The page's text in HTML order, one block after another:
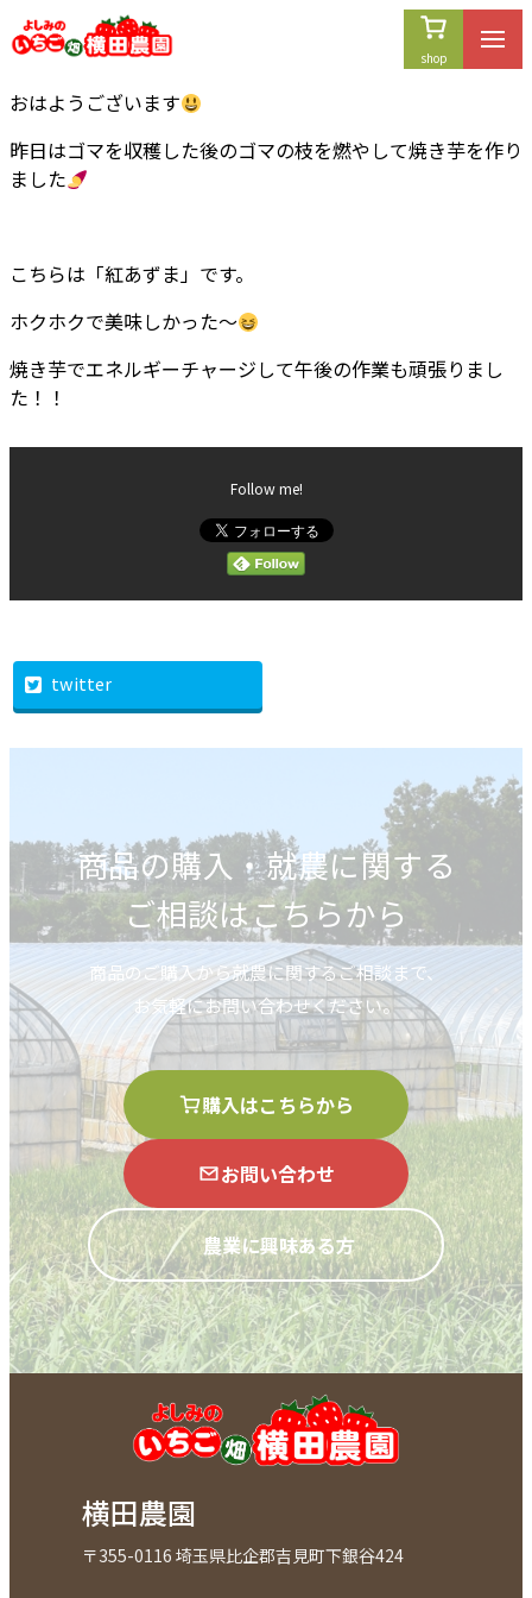
内
容
ス
キ
ッ
プ
おはようございます
昨日はゴマを収穫した後のゴマの枝を燃やして焼き芋を作り
ました
こちらは「紅あずま」です。
ホクホクで美味しかった〜
焼き芋でエネルギーチャージして午後の作業も頑張りまし
た！！
Follow me!
twitter
商品の購入・就農に関する
ご相談はこちらから
商品のご購入から就農に関するご相談まで、
お気軽にお問い合わせください。
購入はこちらから
お問い合わせ
農業に興味ある方
横田農園
〒355-0116 埼玉県比企郡吉見町下銀谷424